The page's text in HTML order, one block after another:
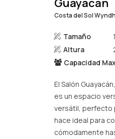
Guayacan
Costa del Sol
Tamaño
Altura
Capacidad
El Salón
es un espacio
versátil, perfecto
hace ideal para
cómodamente